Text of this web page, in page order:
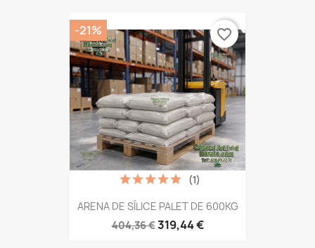
ARENA DE SÍLICE PALET DE 600KG
404,36 €319,44 €
(1)
-21% favorite_border